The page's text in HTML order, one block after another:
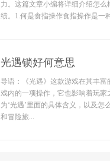
力。这篇文章小编将详细介绍怎
绩。1.何是食指操作食指操作是一
光遇锁好何意思
导语：《光遇》这款游戏在其丰
戏内的一项操作，它也影响着玩
为‘光遇’里面的具体含义，以及
和冒险旅...